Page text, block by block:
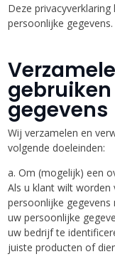
Deze
persoonlijke gegevens.
gegevens
Wij verzamelen en
volgende doeleinden:
a. Om (mogelijk) een
Als u klant wilt worden
persoonlijke gegevens
uw persoonlijke
uw bedrijf te
juiste producten of